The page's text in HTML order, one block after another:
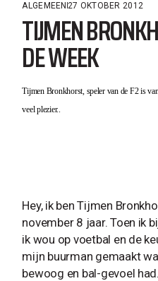
ALGEMEEN 27 OKTOBER 2012
TIJMEN
DE WEEK
Tijmen Bronkhorst, speler van de F2 is
veel plezier..
Hey, ik ben Tijmen
november 8 jaar. Toen ik
ik wou op voetbal en de
mijn buurman gemaakt
bewoog en bal-gevoel